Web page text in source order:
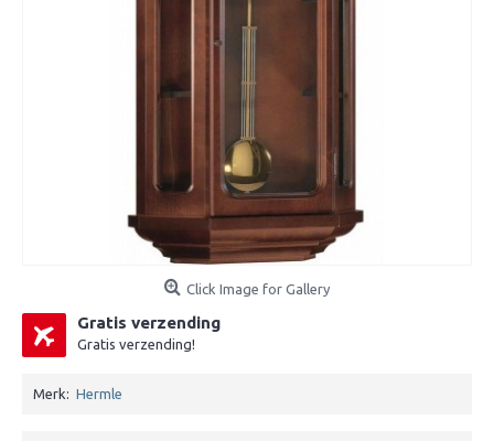
Click Image for Gallery
Gratis verzending
Gratis verzending!
Merk: Hermle